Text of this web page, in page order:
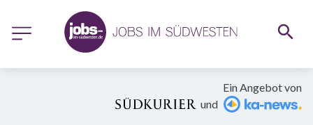
Ein Angebot von
und